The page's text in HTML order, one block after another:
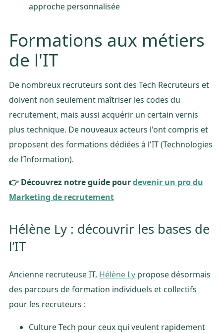
approche personnalisée
Formations aux métiers
de l'IT
De nombreux recruteurs sont des Tech Recruteurs et
doivent non seulement maîtriser les codes du
recrutement, mais aussi acquérir un certain vernis
plus technique. De nouveaux acteurs l'ont compris et
proposent des formations dédiées à l'IT (Technologies
de l’Information).
👉 Découvrez notre guide pourdevenir un pro du
Marketing de recrutement
Hélène Ly : découvrir les bases de
l’IT
Ancienne recruteuse IT, Hélène Ly propose désormais
des parcours de formation individuels et collectifs
pour les recruteurs :
Culture Tech pour ceux qui veulent rapidement